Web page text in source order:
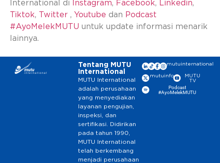
International di
Instagram, Facebook, Linkedin,
Tiktok, Twitter , Youtube dan Podcast
#AyoMelekMUTU untuk update informasi menarik
lainnya.
Tentang MUTU
International
MUTU International
adalah perusahaan
yang menyediakan
layanan pengujian,
inspeksi, dan
sertifikasi. Didirikan
pada tahun 1990,
MUTU International
telah berkembang
menjadi perusahaan
mutuinternational
mutuinfo
MUTU
TV
Podcast
#AyoMelekMUTU